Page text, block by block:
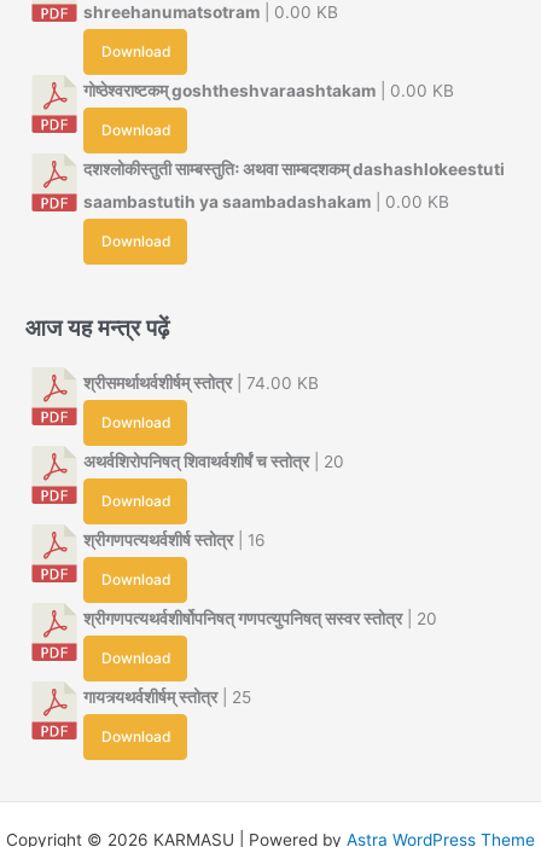
shreehanumatsotram | 0.00 KB
Download
गोष्ठेश्वराष्टकम् goshtheshvaraashtakam | 0.00 KB
Download
दशश्लोकीस्तुती साम्बस्तुतिः अथवा साम्बदशकम् dashashlokeestuti
saambastutih ya saambadashakam | 0.00 KB
Download
आज यह मन्त्र पढ़ें
श्रीसमर्थाथर्वशीर्षम् स्तोत्र| 74.00 KB
Download
अथर्वशिरोपनिषत् शिवाथर्वशीर्षं च स्तोत्र| 20
Download
श्रीगणपत्यथर्वशीर्ष स्तोत्र| 16
Download
श्रीगणपत्यथर्वशीर्षोपनिषत् गणपत्युपनिषत् सस्वर स्तोत्र| 20
Download
गायत्र्यथर्वशीर्षम् स्तोत्र| 25
Download
Copyright © 2026 KARMASU | Powered by Astra WordPress Theme